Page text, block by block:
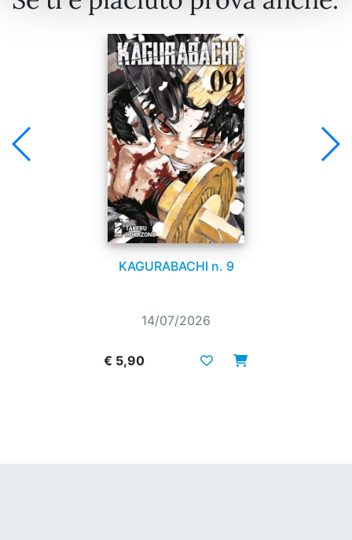
KAGURABACHI n. 9
14/07/2026
€ 5,90